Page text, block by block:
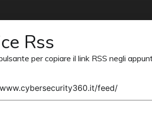
Rss
per copiare il link RSS negli